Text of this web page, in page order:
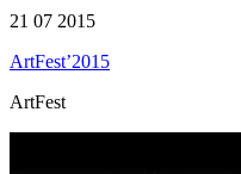
21 07 2015
ArtFest’2015
ArtFest